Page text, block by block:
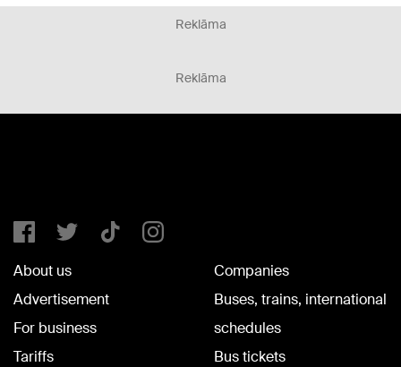
Reklāma
Reklāma
About us
Advertisement
For business
Tariffs
Companies
Buses, trains, international
schedules
Bus tickets